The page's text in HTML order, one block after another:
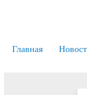
Главная